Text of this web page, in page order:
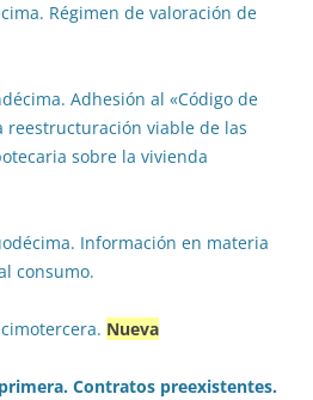
Régimen de valoración de
Adhesión al «Código de
reestructuración viable de las
sobre la vivienda
Información en materia
consumo.
Nueva
Contratos preexistentes.